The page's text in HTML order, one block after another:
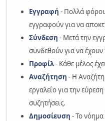
Εγγραφή - Πολλά
εγγραφούν για να
Σύνδεση - Μετά την
συνδεθούν για να
Προφίλ- Κάθε μέλος
Αναζήτηση - Η
εργαλείο για την
συζητήσεις.
Δημοσίευση - Το